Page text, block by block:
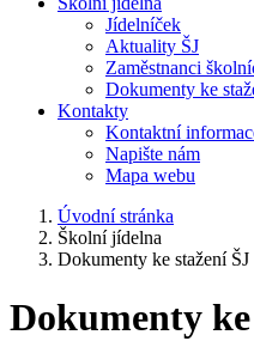
Jídelníček
Aktuality ŠJ
Zaměstnanci
Dokumenty ke
Kontakty
Kontaktní
Napište nám
Mapa webu
Úvodní stránka
Školní jídelna
Dokumenty ke stažení ŠJ
Dokumenty